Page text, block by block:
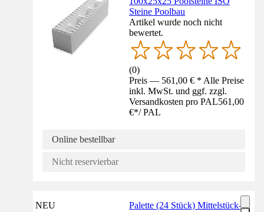
Steine Poolbau
Artikel wurde noch nicht
bewertet.
(0)
Preis — 561,00 € * Alle Preise
inkl. MwSt. und ggf. zzgl.
Versandkosten pro PAL561,00
€*/ PAL
Online bestellbar
Nicht reservierbar
NEU
Palette (24 Stück) Mittelstück-